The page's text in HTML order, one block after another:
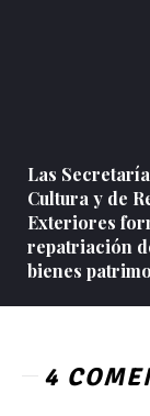
Las
Cultura y de
Exteriores
repatriación
bienes
4